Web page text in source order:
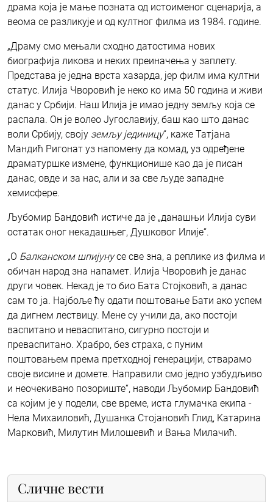
драма која је мање позната од истоименог сценарија, а
веома се разликује и од култног филма из 1984. године.
„Драму смо мењали сходно датостима нових
биографија ликова и неких преиначења у заплету.
Представа је једна врста хазарда, јер филм има култни
статус. Илија Чворовић је неко ко има 50 година и живи
данас у Србији. Наш Илија је имао једну земљу која се
распала. Он је волео Југославију, баш као што данас
воли Србију, своју земљу јединицу“, каже Татјана
Мандић Ригонат уз напомену да комад, уз одређене
драматуршке измене, функционише као да је писан
данас, овде и за нас, али и за све људе западне
хемисфере.
Љубомир Бандовић истиче да је „данашњи Илија суви
остатак оног некадашњег, Душковог Илије“.
„О Балканском шпијунусе све зна, а реплике из филма и
обичан народ зна напамет. Илија Чворовић је данас
други човек. Некад је то био Бата Стојковић, а данас
сам то ја. Најбоље ћу одати поштовање Бати ако успем
да дигнем лествицу. Мене су учили да, ако постоји
васпитано и неваспитано, сигурно постоји и
преваспитано. Храбро, без страха, с пуним
поштовањем према претходној генерацији, стварамо
своје висине и домете. Направили смо једно узбудљиво
и неочекивано позориште“, наводи Љубомир Бандовић
са којим је у подели, све време, иста глумачка екипа -
Нела Михаиловић, Душанка Стојановић Глид, Kатарина
Марковић, Милутин Милошевић и Вања Милачић.
Сличне вести